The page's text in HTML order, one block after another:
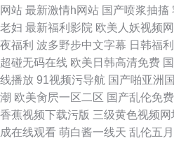
网站 最新激情h网站 国产喷浆抽搐
老妇 最新福利影院 欧美人妖视频
夜福利 波多野步中文字幕 日韩福
超碰无码在线 欧美日韩高清免费
线播放 91视频污导航 国产啪亚洲国
潮 欧美肏屄一区二区 国产乱伦免
香蕉视频下载污版 三级黄色视频网
成在线观看 萌白酱一线天 乱伦五